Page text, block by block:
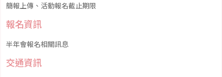
簡報上傳、活動報名截止期限
報名資訊
半年會報名相關訊息
交通資訊